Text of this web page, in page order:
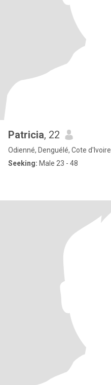
Patricia, 22
Odienné, Denguélé, Cote d'Ivoire
Seeking: Male 23 - 48